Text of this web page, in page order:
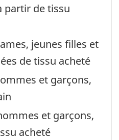
partir de tissu
jeunes filles et
de tissu acheté
et garçons,
et garçons,
acheté